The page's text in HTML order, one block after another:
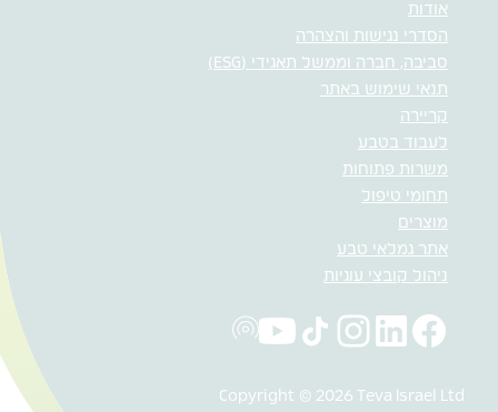
אודות
הסדרי נגישות והצהרה
סביבה, חברה וממשל תאגידי (ESG)
תנאי שימוש באתר
קריירה
לעבוד בטבע
משרות פתוחות
תחומי טיפול
מוצרים
אתר גמלאי טבע
ניהול קובצי עוגיות
Copyright © 2026 Teva Israel Ltd